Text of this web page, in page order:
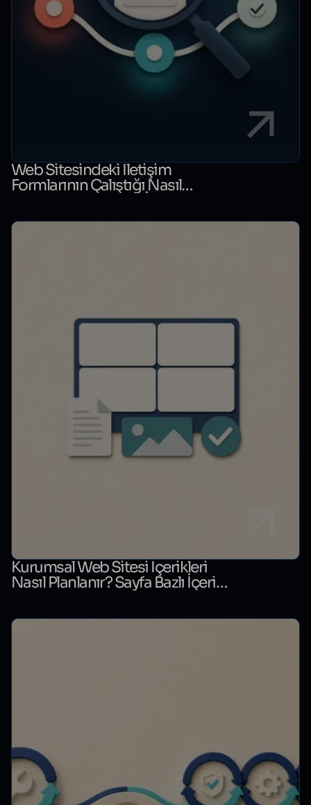
Web Sitesindeki İletişim
Formlarının Çalıştığı Nasıl
Kurumsal Web Sitesi İçerikleri
Nasıl Planlanır? Sayfa Bazlı İçerik